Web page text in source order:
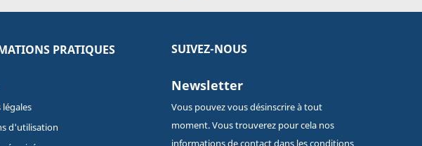
PRATIQUES
d'utilisation
SUIVEZ-NOUS
Newsletter
Vous pouvez vous désinscrire à tout
moment. Vous trouverez pour cela nos
informations de contact dans les conditions